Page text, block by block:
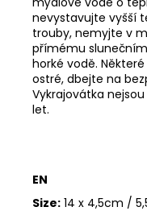
nevystavujte vyšší
trouby, nemyjte v
přímému
horké vodě.
ostré, dbejte na
Vykrajovátka
let.
EN
Size: 14 x 4,5cm /